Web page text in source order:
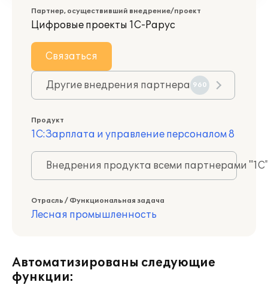
Партнер, осуществивший внедрение/проект
Цифровые проекты 1С-Рарус
Связаться
Другие внедрения партнера 960
Продукт
1С:Зарплата и управление персоналом 8
Внедрения продукта всеми партнерами
Отрасль / Функциональная задача
Лесная промышленность
Автоматизированы следующие
функции: